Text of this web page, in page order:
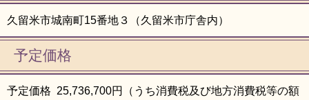
久留米市城南町15番地３（久留米市庁舎内）
予定価格
予定価格 25,736,700円（うち消費税及び地方消費税等の額